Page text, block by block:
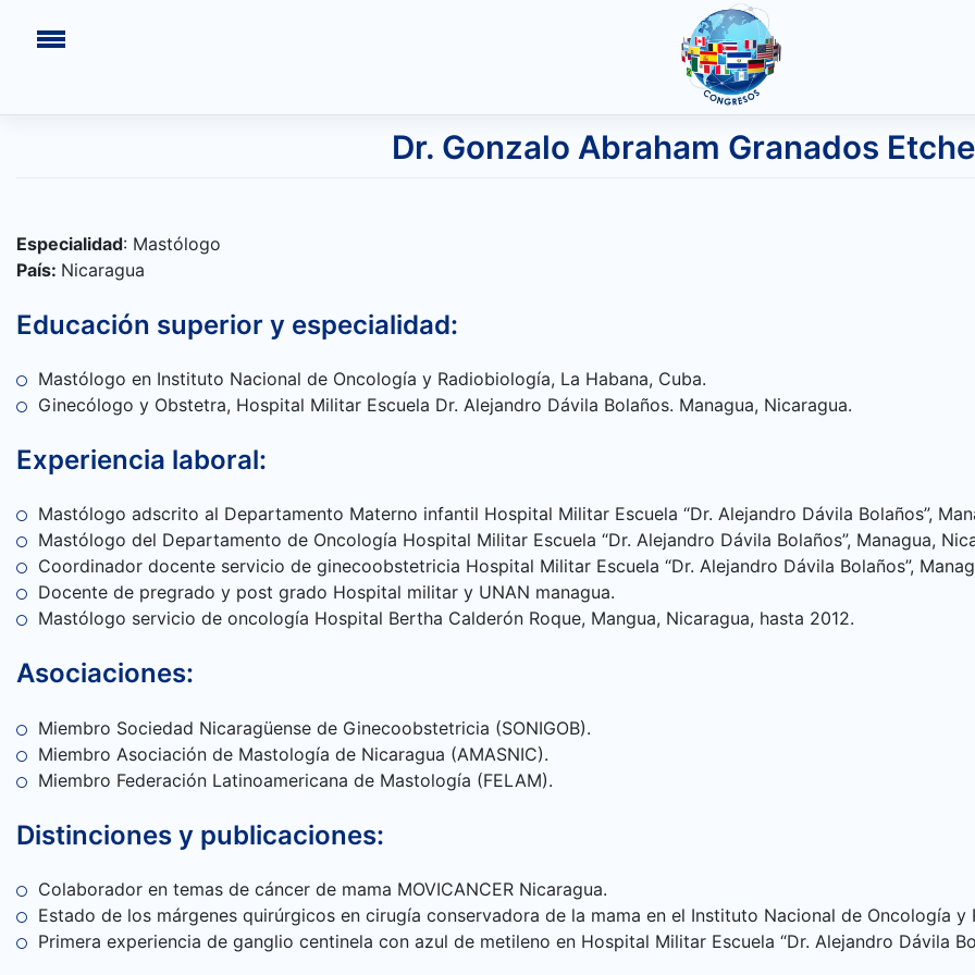
CONGRESOS PASADOS
¿QUIÉNES SOMOS?
Saltar
Dr. Gonzalo Abraham Granados
Especialidad: Mastólogo
País: Nicaragua
Educación superior y especialidad:
Mastólogo en Instituto Nacional de Oncología y Radiobiología, La Habana, Cuba.
Ginecólogo y Obstetra, Hospital Militar Escuela Dr. Alejandro Dávila Bolaños. Managua, Nicaragua.
Experiencia laboral:
Mastólogo adscrito al Departamento Materno infantil Hospital Militar Escuela “Dr. Alejandro Dávila Bolaños”,
Mastólogo del Departamento de Oncología Hospital Militar Escuela “Dr. Alejandro Dávila Bolaños”, Managua,
Coordinador docente servicio de ginecoobstetricia Hospital Militar Escuela “Dr. Alejandro Dávila Bolaños”,
Docente de pregrado y post grado Hospital militar y UNAN managua.
Mastólogo servicio de oncología Hospital Bertha Calderón Roque, Mangua, Nicaragua, hasta 2012.
Asociaciones:
Miembro Sociedad Nicaragüense de Ginecoobstetricia (SONIGOB).
Miembro Asociación de Mastología de Nicaragua (AMASNIC).
Miembro Federación Latinoamericana de Mastología (FELAM).
Distinciones y publicaciones:
Colaborador en temas de cáncer de mama MOVICANCER Nicaragua.
Estado de los márgenes quirúrgicos en cirugía conservadora de la mama en el Instituto Nacional de Oncología y
Primera experiencia de ganglio centinela con azul de metileno en Hospital Militar Escuela “Dr. Alejandro Dávila